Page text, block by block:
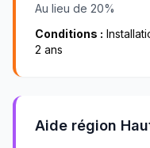
Au lieu de 20%
Conditions :
2 ans
Aide région